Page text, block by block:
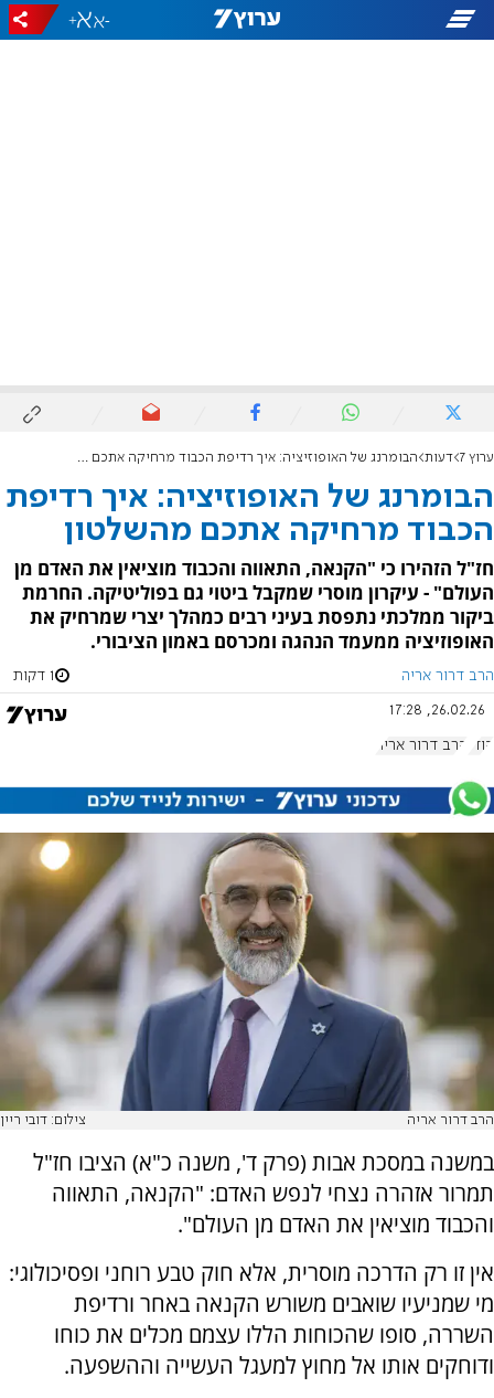
-
+
ערוץ 7 דעות הבומרנג של האופוזיציה: איך רדיפת הכבוד מרחיקה אתכם מהשלטון
הבומרנג של האופוזיציה: איך רדיפת
הכבוד מרחיקה אתכם מהשלטון
חז"ל הזהירו כי "הקנאה, התאווה והכבוד מוציאין את האדם מן
העולם" - עיקרון מוסרי שמקבל ביטוי גם בפוליטיקה. החרמת
ביקור ממלכתי נתפסת בעיני רבים כמהלך יצרי שמרחיק את
האופוזיציה ממעמד הנהגה ומכרסם באמון הציבורי.
הרב דרור אריה 1 דקות
26.02.26, 17:28
הודו הרב דרור אריה
הרב דרור אריה צילום: דובי ריין
במשנה במסכת אבות (פרק ד', משנה כ"א) הציבו חז"ל
תמרור אזהרה נצחי לנפש האדם: "הקנאה, התאווה
והכבוד מוציאין את האדם מן העולם".
אין זו רק הדרכה מוסרית, אלא חוק טבע רוחני ופסיכולוגי:
מי שמניעיו שואבים משורש הקנאה באחר ורדיפת
השררה, סופו שהכוחות הללו עצמם מכלים את כוחו
ודוחקים אותו אל מחוץ למעגל העשייה וההשפעה.